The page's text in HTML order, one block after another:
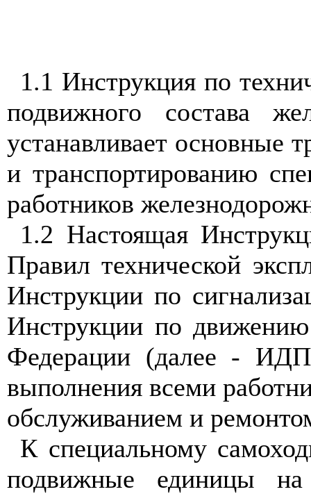
1.1 Инструкция по
подвижного состава
устанавливает основные
и транспортированию
работников
1.2 Настоящая
Правил технической
Инструкции по
Инструкции по
Федерации (далее -
выполнения всеми
обслуживанием и
К специальному
подвижные единицы